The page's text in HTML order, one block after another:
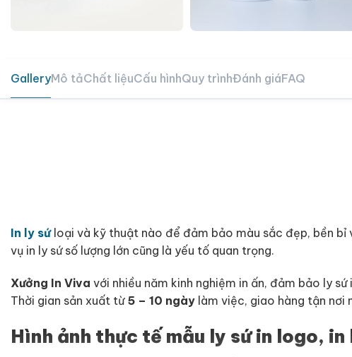
GalleryMô tảChất liệuCấu hìnhQuy trìnhĐánh giáFAQ
In ly sứloại và kỹ thuật nào để đảm bảo màu sắc đẹp, bền bỉ
vụ in ly sứ số lượng lớn cũng là yếu tố quan trọng.
Xưởng In Viva với nhiều năm kinh nghiệm in ấn, đảm bảo ly
Thời gian sản xuất từ 5 – 10 ngày làm việc, giao hàng tận nơi
Hình ảnh thực tế mẫu ly sứ in logo,